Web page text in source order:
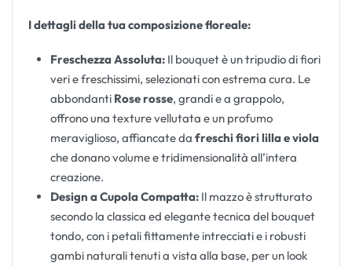
I dettagli della tua composizione floreale:
Freschezza Assoluta: Il bouquet è un tripudio di fiori
veri e freschissimi, selezionati con estrema cura. Le
abbondanti Rose rosse, grandi e a grappolo,
offrono una texture vellutata e un profumo
meraviglioso, affiancate dafreschi fiori lilla e viola
che donano volume e tridimensionalità all’intera
creazione.
Design a Cupola Compatta: Il mazzo è strutturato
secondo la classica ed elegante tecnica del bouquet
tondo, con i petali fittamente intrecciati e i robusti
gambi naturali tenuti a vista alla base, per un look